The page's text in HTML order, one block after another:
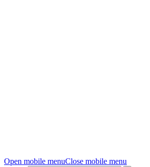
Open mobile menuClose mobile menu